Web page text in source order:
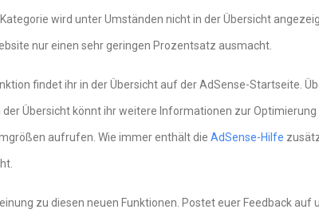
wird unter Umständen nicht in der Übersicht
nur einen sehr geringen Prozentsatz ausmacht.
findet ihr in der Übersicht auf der AdSense-Startseite.
Übersicht könnt ihr weitere Informationen zur Optimierung
aufrufen. Wie immer enthält die AdSense-Hilfe
zu diesen neuen Funktionen. Postet euer Feedback auf